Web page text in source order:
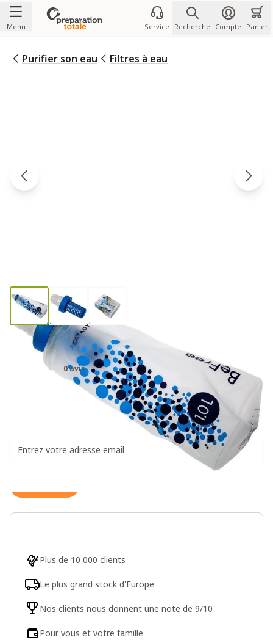
Allez au contenu
Menu Service Recherche Compte Panier
Purifier son eau Filtres à eau
Katadyn BeFree 1.0L filtre à eau
0 avis
Recevez un message dès que ce produit est à
Plus de 10 000 clients
Le plus grand stock d'Europe
Nos clients nous donnent une note de 9/10
Pour vous et votre famille